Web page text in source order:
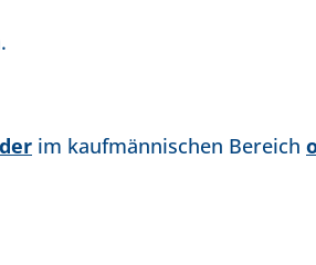
im kaufmännischen Bereich